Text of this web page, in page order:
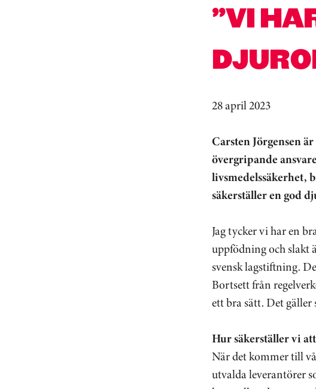
”VI
28 april 2023
Carsten Jörgensen
övergripande
livsmedelssäkerhet,
säkerställer en god
Jag tycker vi har en
uppfödning och slakt
svensk lagstiftning.
Bortsett från
ett bra sätt. Det
Hur säkerställer vi
När det kommer till
utvalda leverantörer